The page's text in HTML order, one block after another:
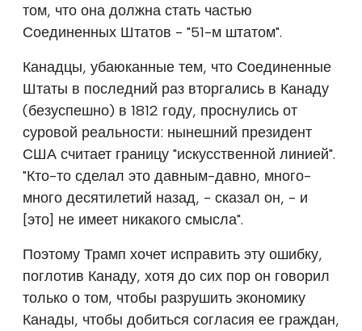
том, что она должна стать частью
Соединенных Штатов - "51-м штатом".
Канадцы, убаюканные тем, что Соединенные
Штаты в последний раз вторгались в Канаду
(безуспешно) в 1812 году, проснулись от
суровой реальности: нынешний президент
США считает границу "искусственной линией".
"Кто-то сделал это давным-давно, много-
много десятилетий назад, - сказал он, - и
[это] не имеет никакого смысла".
Поэтому Трамп хочет исправить эту ошибку,
поглотив Канаду, хотя до сих пор он говорил
только о том, чтобы разрушить экономику
Канады, чтобы добиться согласия ее граждан,